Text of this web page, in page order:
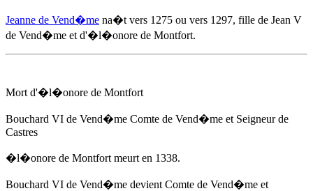
Jeanne de Vend�me na�t vers 1275 ou vers 1297, fille de Jean V
de Vend�me et d'�l�onore de Montfort.
Mort d'�l�onore de Montfort
Bouchard VI de Vend�me Comte de Vend�me et Seigneur de
Castres
�l�onore de Montfort meurt en 1338.
Bouchard VI de Vend�me devient Comte de Vend�me et